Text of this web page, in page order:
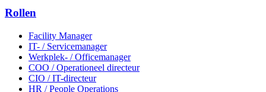
Rollen
Facility Manager
IT- / Servicemanager
Werkplek- / Officemanager
COO / Operationeel directeur
CIO / IT-directeur
HR / People Operations